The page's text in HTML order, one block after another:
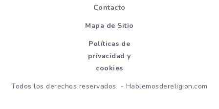
Contacto
Mapa de Sitio
Políticas de
privacidad y
cookies
Todos los derechos reservados - Hablemosdereligion.com